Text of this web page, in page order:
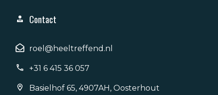
Contact
roel@heeltreffend.nl
+31 6 415 36 057
Basielhof 65, 4907AH, Oosterhout